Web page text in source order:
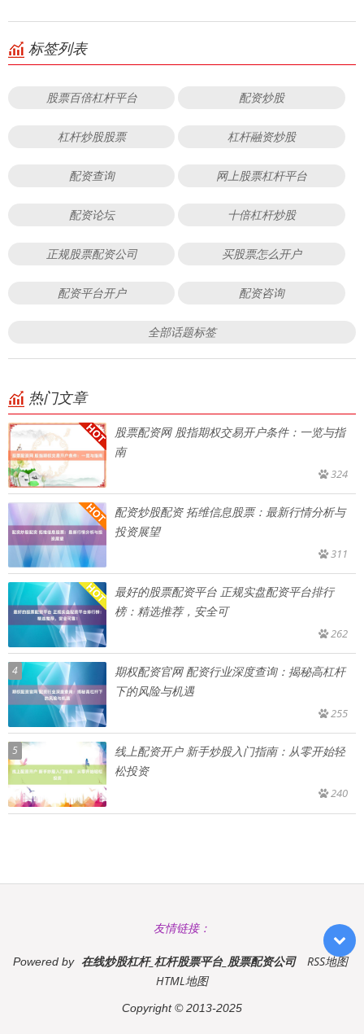
标签列表
股票百倍杠杆平台 配资炒股
杠杆炒股股票 杠杆融资炒股
配资查询 网上股票杠杆平台
配资论坛 十倍杠杆炒股
正规股票配资公司 买股票怎么开户
配资平台开户 配资咨询
全部话题标签
热门文章
股票配资网 股指期权交易开户条件：一览与指
南
324
配资炒股配资 拓维信息股票：最新行情分析与
投资展望
311
最好的股票配资平台 正规实盘配资平台排行
榜：精选推荐，安全可
262
4
期权配资官网 配资行业深度查询：揭秘高杠杆
下的风险与机遇
255
5
线上配资开户 新手炒股入门指南：从零开始轻
松投资
240
友情链接：
Powered by 在线炒股杠杆_杠杆股票平台_股票配资公司
RSS地图
HTML地图
Copyright© 2013-2025